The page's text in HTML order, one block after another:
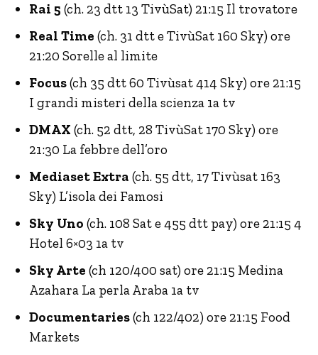
Rai 5 (ch. 23 dtt 13 TivùSat) 21:15 Il trovatore
Real Time (ch. 31 dtt e TivùSat 160 Sky) ore
21:20 Sorelle al limite
Focus(ch 35 dtt 60 Tivùsat 414 Sky) ore 21:15
I grandi misteri della scienza 1a tv
DMAX (ch. 52 dtt, 28 TivùSat 170 Sky) ore
21:30 La febbre dell’oro
Mediaset Extra (ch. 55 dtt, 17 Tivùsat 163
Sky) L’isola dei Famosi
Sky Uno (ch. 108 Sat e 455 dtt pay) ore 21:15 4
Hotel 6×03 1a tv
Sky Arte (ch 120/400 sat) ore 21:15 Medina
Azahara La perla Araba 1a tv
Documentaries(ch 122/402) ore 21:15 Food
Markets